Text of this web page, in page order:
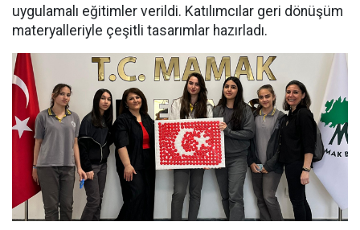
uygulamalı eğitimler verildi. Katılımcılar geri dönüşüm
materyalleriyle çeşitli tasarımlar hazırladı.